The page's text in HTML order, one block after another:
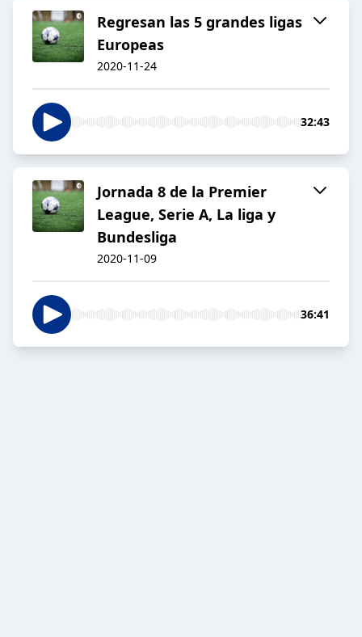
Regresan las 5 grandes ligas
Europeas
2020-11-24
32:43
Jornada 8 de la Premier
League, Serie A, La liga y
Bundesliga
2020-11-09
36:41